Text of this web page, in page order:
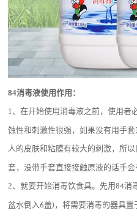
84消毒液使用作用：
1、在开始使用消毒液之前，使用者
蚀性和刺激性很强，如果没有用手
人的皮肤和粘膜有较大的刺激，所
套，没带手套直接接触原液的话手会
2、就要开始消毒饮食具。先用84消
盆水倒入6盖) ，将需要消毒的器具